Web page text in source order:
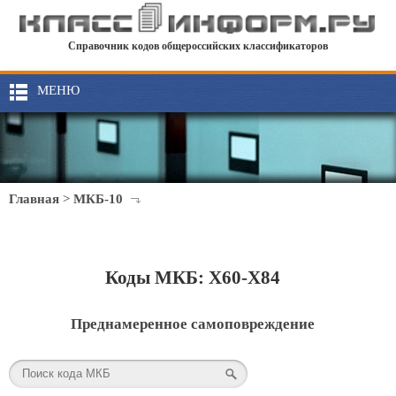
Справочник кодов общероссийских классификаторов
МЕНЮ
Главная > МКБ-10
Коды МКБ: X60-X84
Преднамеренное самоповреждение